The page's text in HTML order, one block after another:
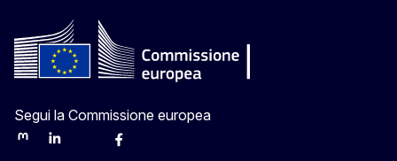
Segui la Commissione europea
MastodonLinkedInBlueskyFacebook